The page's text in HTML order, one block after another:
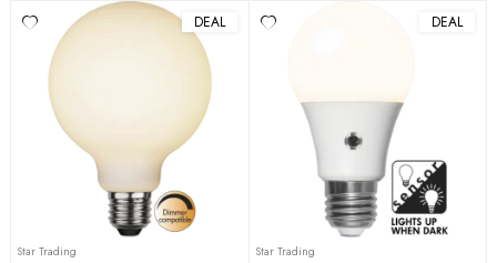
DEAL
Star Trading
DEAL
Star Trading